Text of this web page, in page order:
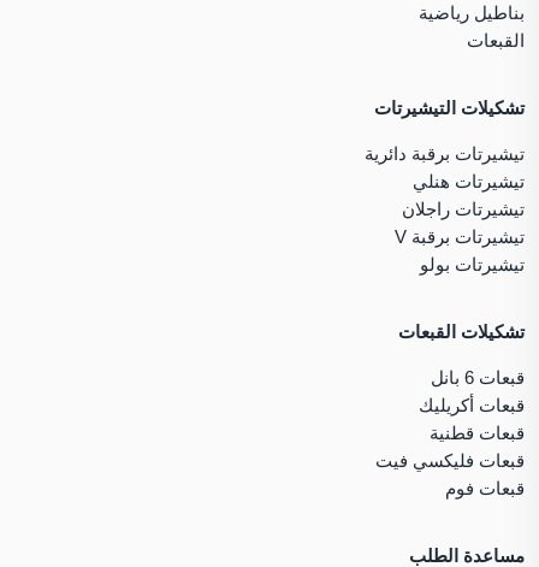
بناطيل رياضية
القبعات
تشكيلات التيشيرتات
تيشيرتات برقبة دائرية
تيشيرتات هنلي
تيشيرتات راجلان
تيشيرتات برقبة V
تيشيرتات بولو
تشكيلات القبعات
قبعات 6 بانل
قبعات أكريليك
قبعات قطنية
قبعات فليكسي فيت
قبعات فوم
مساعدة الطلب